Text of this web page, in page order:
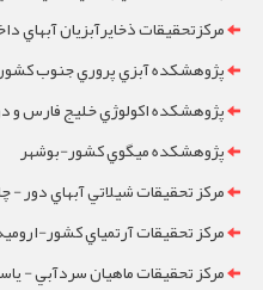
مرکزتحقيقات ذخايرآبزيان آبهاي
پژوهشکده آبزي پروري جنوب
پژوهشکده اکولوژي خليج فارس و
پژوهشکده ميگوي کشور-بوشهر
مرکز تحقيقات شيلاتي آبهاي دور -
مرکز تحقيقات آرتمياي کشور-
مرکز تحقيقات ماهيان سردآبي -